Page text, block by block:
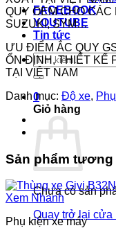
FACEBOOK
YOUTUBE
Tin tức
Tìm
kiếm:
0
Giỏ hàng
Chưa có sản
Quay trở lại cửa
QUY OEM CHO CÁC
SUZUKI, SYM…
ƯU ĐIỂM ẮC QUY
ỔN ĐỊNH, THIẾT KẾ
TẠI VIỆT NAM
Danh mục: Độ xe,
Sản phẩm
Xem Nhanh
Phụ kiện xe máy